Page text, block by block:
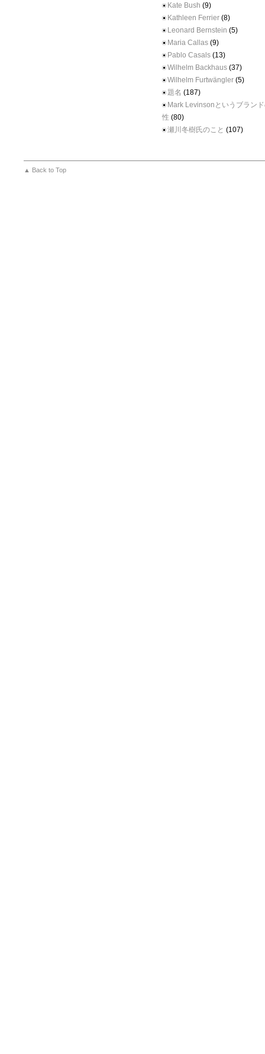
Kate Bush (9)
Kathleen Ferrier (8)
Leonard Bernstein (5)
Maria Callas (9)
Pablo Casals (13)
Wilhelm Backhaus (37)
Wilhelm Furtwängler (5)
題名 (187)
Mark Levinsonというブラン
性 (80)
瀬川冬樹氏のこと (107)
▲ Back to Top